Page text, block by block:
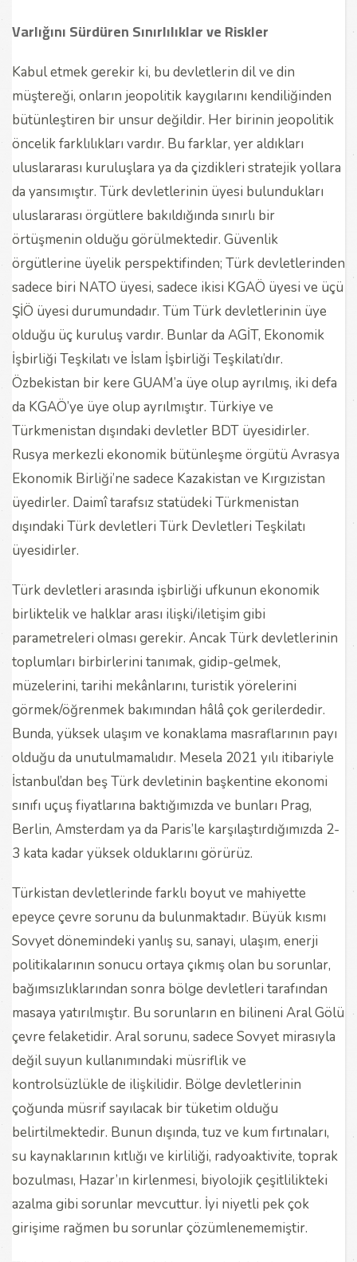
Varlığını Sürdüren Sınırlılıklar ve Riskler
Kabul etmek gerekir ki, bu devletlerin dil ve din
müştereği, onların jeopolitik kaygılarını kendiliğinden
bütünleştiren bir unsur değildir. Her birinin jeopolitik
öncelik farklılıkları vardır. Bu farklar, yer aldıkları
uluslararası kuruluşlara ya da çizdikleri stratejik yollara
da yansımıştır. Türk devletlerinin üyesi bulundukları
uluslararası örgütlere bakıldığında sınırlı bir
örtüşmenin olduğu görülmektedir. Güvenlik
örgütlerine üyelik perspektifinden; Türk devletlerinden
sadece biri NATO üyesi, sadece ikisi KGAÖ üyesi ve üçü
ŞİÖ üyesi durumundadır. Tüm Türk devletlerinin üye
olduğu üç kuruluş vardır. Bunlar da AGİT, Ekonomik
İşbirliği Teşkilatı ve İslam İşbirliği Teşkilatı’dır.
Özbekistan bir kere GUAM’a üye olup ayrılmış, iki defa
da KGAÖ’ye üye olup ayrılmıştır. Türkiye ve
Türkmenistan dışındaki devletler BDT üyesidirler.
Rusya merkezli ekonomik bütünleşme örgütü Avrasya
Ekonomik Birliği’ne sadece Kazakistan ve Kırgızistan
üyedirler. Daimî tarafsız statüdeki Türkmenistan
dışındaki Türk devletleri Türk Devletleri Teşkilatı
üyesidirler.
Türk devletleri arasında işbirliği ufkunun ekonomik
birliktelik ve halklar arası ilişki/iletişim gibi
parametreleri olması gerekir. Ancak Türk devletlerinin
toplumları birbirlerini tanımak, gidip-gelmek,
müzelerini, tarihi mekânlarını, turistik yörelerini
görmek/öğrenmek bakımından hâlâ çok gerilerdedir.
Bunda, yüksek ulaşım ve konaklama masraflarının payı
olduğu da unutulmamalıdır. Mesela 2021 yılı itibariyle
İstanbul’dan beş Türk devletinin başkentine ekonomi
sınıfı uçuş fiyatlarına baktığımızda ve bunları Prag,
Berlin, Amsterdam ya da Paris’le karşılaştırdığımızda 2-
3 kata kadar yüksek olduklarını görürüz.
Türkistan devletlerinde farklı boyut ve mahiyette
epeyce çevre sorunu da bulunmaktadır. Büyük kısmı
Sovyet dönemindeki yanlış su, sanayi, ulaşım, enerji
politikalarının sonucu ortaya çıkmış olan bu sorunlar,
bağımsızlıklarından sonra bölge devletleri tarafından
masaya yatırılmıştır. Bu sorunların en bilineni Aral Gölü
çevre felaketidir. Aral sorunu, sadece Sovyet mirasıyla
değil suyun kullanımındaki müsriflik ve
kontrolsüzlükle de ilişkilidir. Bölge devletlerinin
çoğunda müsrif sayılacak bir tüketim olduğu
belirtilmektedir. Bunun dışında, tuz ve kum fırtınaları,
su kaynaklarının kıtlığı ve kirliliği, radyoaktivite, toprak
bozulması, Hazar’ın kirlenmesi, biyolojik çeşitlilikteki
azalma gibi sorunlar mevcuttur. İyi niyetli pek çok
girişime rağmen bu sorunlar çözümlenememiştir.